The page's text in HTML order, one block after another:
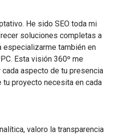
He sido SEO toda mi
soluciones completas a
especializarme también en
Esta visión 360º me
aspecto de tu presencia
tu proyecto necesita en cada
valoro la transparencia